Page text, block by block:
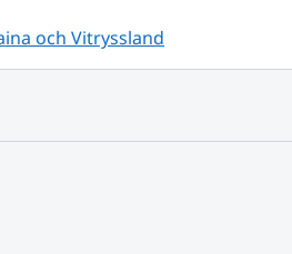
och Vitryssland